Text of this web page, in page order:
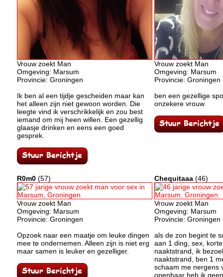
Vrouw zoekt Man
Omgeving: Marsum
Provincie: Groningen
Ik ben al een tijdje gescheiden maar kan
het alleen zijn niet gewoon worden. Die
leegte vind ik verschrikkelijk en zou best
iemand om mij heen willen. Een gezellig
glaasje drinken en eens een goed
gesprek.
Vrouw zoekt Man
Omgeving: Marsum
Provincie: Groningen
ben een gezellige
onzekere vrouw
R0m0 (57)
Vrouw zoekt Man
Omgeving: Marsum
Provincie: Groningen
Opzoek naar een maatje om leuke dingen
mee te ondernemen. Alleen zijn is niet erg
maar samen is leuker en gezelliger.
Chequitaaa (46)
Vrouw zoekt Man
Omgeving: Marsum
Provincie: Groningen
als de zon begint te
aan 1 ding, sex,
naaktstrand, ik
naaktstrand, ben 1
schaam me nergens
openbaar heb ik